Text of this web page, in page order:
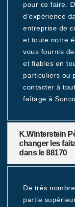
pour ce faire.
d'expérience
entreprise de
et toute notre
vous fournis
et fiables en
particuliers ou
contacter à
faîtage à
K.Winterstein
changer les
dans le 88170
De très
partie